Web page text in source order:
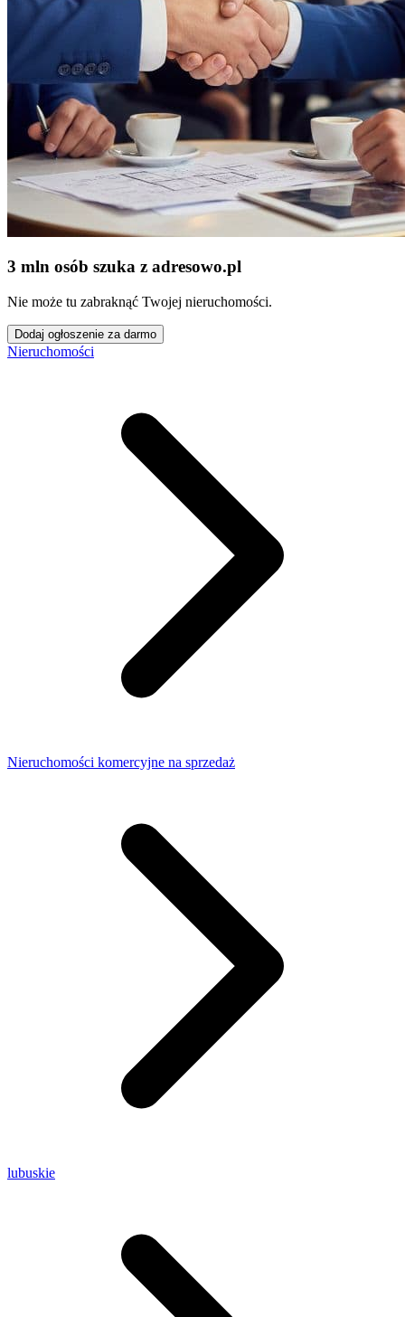
3 mln osób szuka z adresowo.pl
Nie może tu zabraknąć Twojej nieruchomości.
Dodaj ogłoszenie za darmo
Nieruchomości
Nieruchomości komercyjne na sprzedaż
lubuskie